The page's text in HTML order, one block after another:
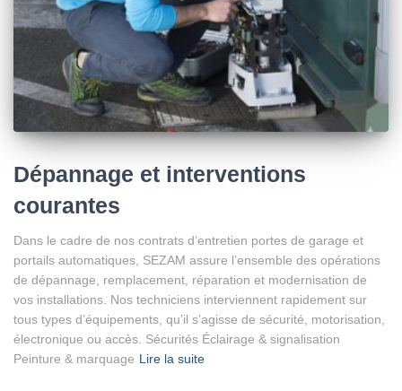
Dépannage et interventions
courantes
Dans le cadre de nos contrats d’entretien portes de garage et
portails automatiques, SEZAM assure l’ensemble des opérations
de dépannage, remplacement, réparation et modernisation de
vos installations. Nos techniciens interviennent rapidement sur
tous types d’équipements, qu’il s’agisse de sécurité, motorisation,
électronique ou accès. Sécurités Éclairage & signalisation
Peinture & marquage Lire la suite